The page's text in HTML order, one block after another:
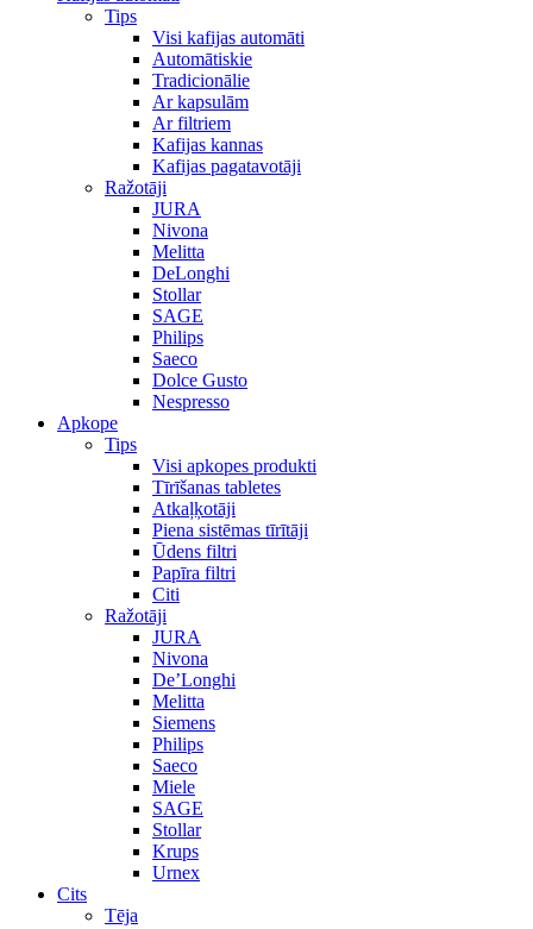
Tips
Visi kafijas automāti
Automātiskie
Tradicionālie
Ar kapsulām
Ar filtriem
Kafijas kannas
Kafijas pagatavotāji
Ražotāji
JURA
Nivona
Melitta
DeLonghi
Stollar
SAGE
Philips
Saeco
Dolce Gusto
Nespresso
Apkope
Tips
Visi apkopes produkti
Tīrīšanas tabletes
Atkaļķotāji
Piena sistēmas tīrītāji
Ūdens filtri
Papīra filtri
Citi
Ražotāji
JURA
Nivona
De’Longhi
Melitta
Siemens
Philips
Saeco
Miele
SAGE
Stollar
Krups
Urnex
Cits
Tēja